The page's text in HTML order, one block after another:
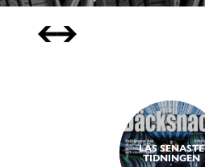
LÄS SENASTE
TIDNINGEN